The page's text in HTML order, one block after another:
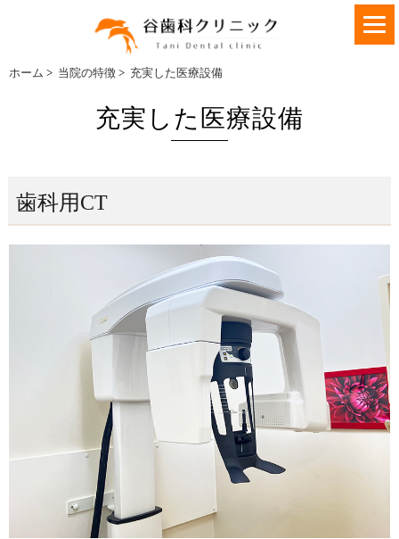
ホーム > 当院の特徴 > 充実した医療設備
充実した医療設備
歯科用CT